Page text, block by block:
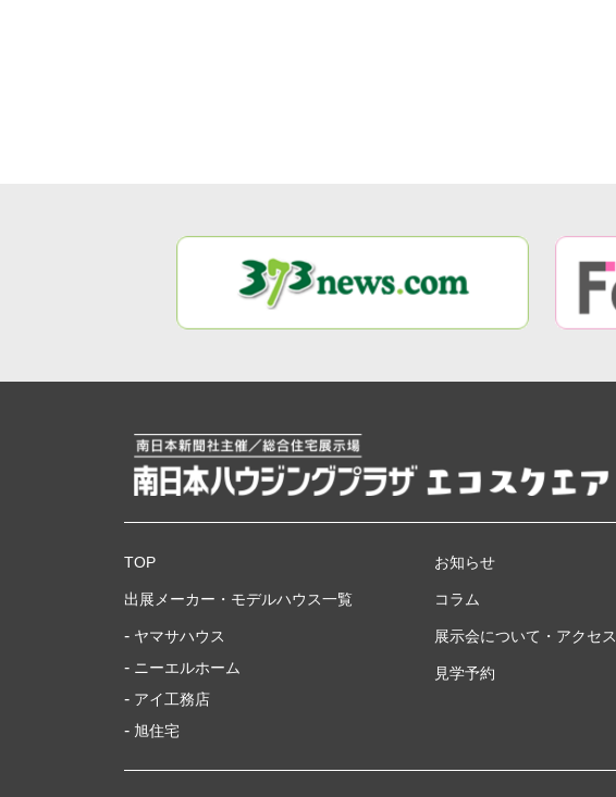
TOP
出展メーカー・モデルハウス一覧
ヤマサハウス
ニーエルホーム
アイ工務店
旭住宅
お知らせ
コラム
展示会について・アクセス
見学予約